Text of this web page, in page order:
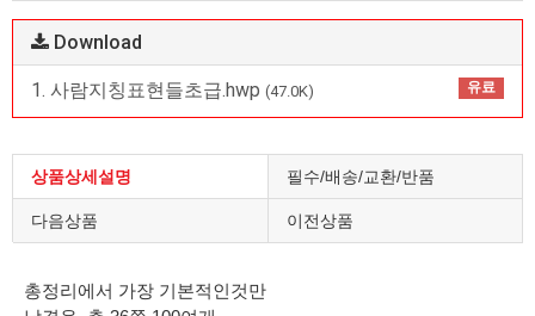
Download
1. 사람지칭표현들초급.hwp (47.0K) 유료
상품상세설명 필수/배송/교환/반품
다음상품 이전상품
총정리에서 가장 기본적인것만